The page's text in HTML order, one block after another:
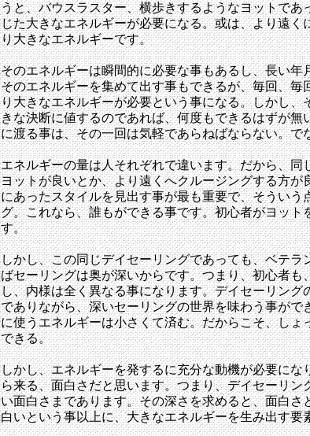
うと、バウスラスター、横歩きするようなヨットであ
じた大きなエネルギーが必要になる。或は、より遠
り大きなエネルギーです。
そのエネルギーは瞬間的に必要な事もあるし、長い
そのエネルギーを集めて出す事もできるが、毎回、毎
り大きなエネルギーが必要という事になる。しかし、
きな決断に値するのであれば、何度もできるはずが
に渡る事は、その一回は気軽であらねばならない。で
エネルギーの量は人それぞれで違います。だから、
ヨットが良いとか、より遠くへクルージングする方が
にあったスタイルを見出す事が最も重要で、そういう
グ。これなら、誰もができる事です。初心者がヨッ
す。
しかし、この同じデイセーリングであっても、ベテ
ばセーリングは奥が深いからです。つまり、初心者も
し、内様は全く異なる事になります。デイセーリン
でありながら、深いセーリングの世界を味わう事がで
に使うエネルギーは小さくて済む。だからこそ、し
できる。
しかし、エネルギーを発するに充分な動機が必要に
ら来る、面白さだと思います。つまり、デイセーリン
い面白さまであります。その深さを求めると、面白さ
白いという事以上に、大きなエネルギーを生み出す要